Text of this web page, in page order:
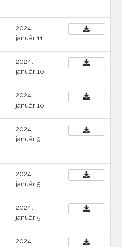
2024.
január 11.
2024.
január 10.
2024.
január 10.
2024.
január 9.
2024.
január 5.
2024.
január 5.
2024.